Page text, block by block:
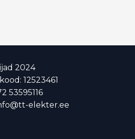
2024
12523461
53595116
elekter.ee